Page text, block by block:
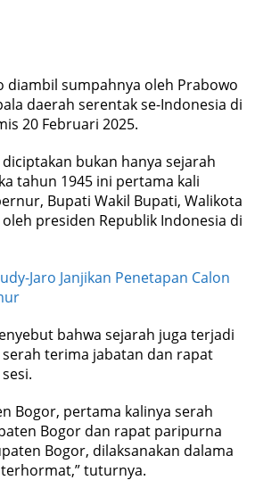
diambil sumpahnya oleh Prabowo
daerah serentak se-Indonesia di
20 Februari 2025.
bukan hanya sejarah
tahun 1945 ini pertama kali
Bupati Wakil Bupati, Walikota
presiden Republik Indonesia di
Jaro Janjikan Penetapan Calon
bahwa sejarah juga terjadi
serah terima jabatan dan rapat
Bogor, pertama kalinya serah
Bogor dan rapat paripurna
Bogor, dilaksanakan dalama
tuturnya.